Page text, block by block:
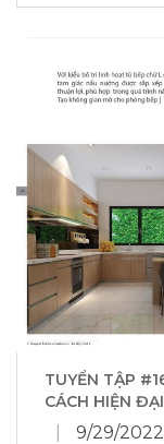
TUYỂN TẬP
CÁCH HIỆN
9/29/2022